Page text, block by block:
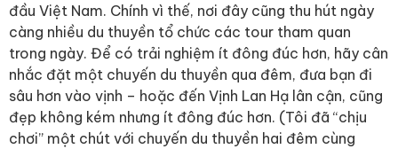
đầu Việt Nam. Chính vì thế, nơi đây cũng thu hút ngày
càng nhiều du thuyền tổ chức các tour tham quan
trong ngày. Để có trải nghiệm ít đông đúc hơn, hãy cân
nhắc đặt một chuyến du thuyền qua đêm, đưa bạn đi
sâu hơn vào vịnh – hoặc đến Vịnh Lan Hạ lân cận, cũng
đẹp không kém nhưng ít đông đúc hơn. (Tôi đã “chịu
chơi” một chút với chuyến du thuyền hai đêm cùng